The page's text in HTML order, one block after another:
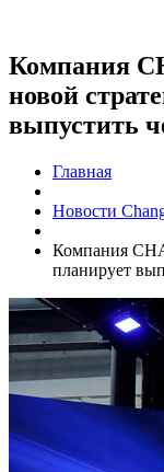
Компания
новой
выпустить
Главная
Новости
Компания
планирует